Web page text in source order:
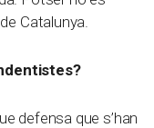
Catalunya.
defensa que s’han